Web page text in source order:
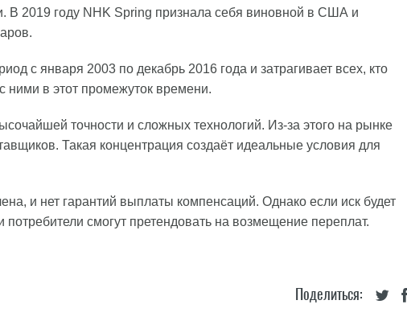
В 2019 году NHK Spring признала себя виновной в США и
с января 2003 по декабрь 2016 года и затрагивает всех, кто
ними в этот промежуток времени.
точности и сложных технологий. Из-за этого на рынке
Такая концентрация создаёт идеальные условия для
и нет гарантий выплаты компенсаций. Однако если иск будет
смогут претендовать на возмещение переплат.
Поделиться: